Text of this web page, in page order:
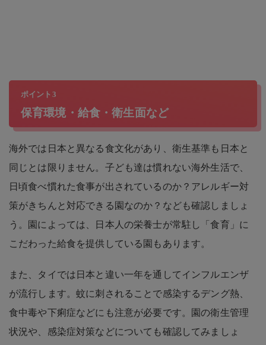
ポイント3
保育環境・給食・衛生面など
海外では日本と異なる食文化があり、衛生基準も日本と
同じとは限りません。子ども達は慣れない海外生活で、
日頃食べ慣れた食事が出されているのか？アレルギー対
策がきちんと対応できる園なのか？なども確認しましょ
う。園によっては、日本人の栄養士が常駐し「食育」に
こだわった給食を提供している園もあります。
また、タイでは日本と違い一年を通してインフルエンザ
が流行します。蚊に刺されることで感染するデング熱、
食中毒や下痢症などにも注意が必要です。園の衛生管理
状況や、感染症対策などについても確認してみましょ